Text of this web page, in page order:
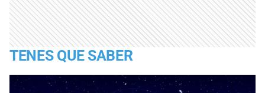
TENES QUE SABER